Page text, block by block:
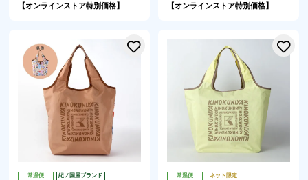
【オンラインストア特別価格】 【オンラインストア特別価格】
常温便
紀ノ国屋ブランド
お気に入りに登録する
常温便
ネット限定